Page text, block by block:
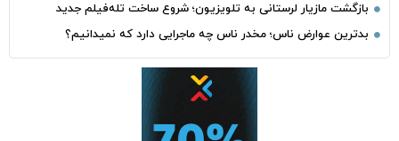
بازگشت مازیار لرستانی به تلویزیون؛ شروع ساخت تله‌فیلم جدید
بدترین عوارض ناس؛ مخدر ناس چه ماجرایی دارد که نمیدانیم؟